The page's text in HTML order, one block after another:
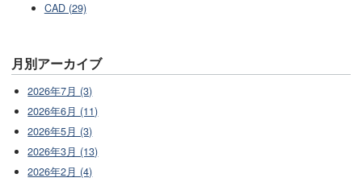
CAD (29)
月別アーカイブ
2026年7月 (3)
2026年6月 (11)
2026年5月 (3)
2026年3月 (13)
2026年2月 (4)